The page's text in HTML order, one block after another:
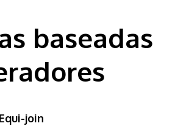
baseadas
join